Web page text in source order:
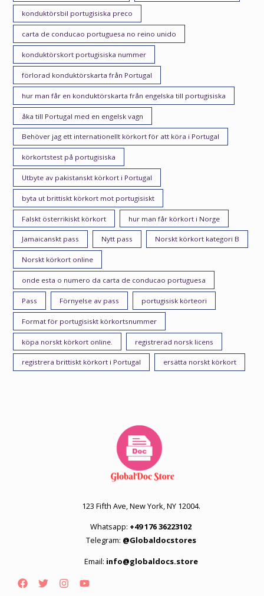
konduktörsbil portugisiska preco
carta de conducao portuguesa no reino unido
konduktörskort portugisiska nummer
förlorad konduktörskarta från Portugal
hur man får en konduktörskarta från engelska till portugisiska
åka till Portugal med en engelsk vagn
Behöver jag ett internationellt körkort för att köra i Portugal
körkortstest på portugisiska
Utbyte av pakistanskt körkort i Portugal
byta ut brittiskt körkort mot portugisiskt
Falskt österrikiskt körkort hur man får körkort i Norge
Jamaicanskt pass Nytt pass Norskt körkort kategori B
Norskt körkort online
onde esta o numero da carta de conducao portuguesa
Pass Förnyelse av pass portugisisk körteori
Format för portugisiskt körkortsnummer
köpa norskt körkort online. registrerad norsk licens
registrera brittiskt körkort i Portugal ersätta norskt körkort
123 Fifth Ave, New York, NY 12004.
Whatsapp: +49 176 36223102
Telegram: @Globaldocstores
Email: info@globaldocs.store